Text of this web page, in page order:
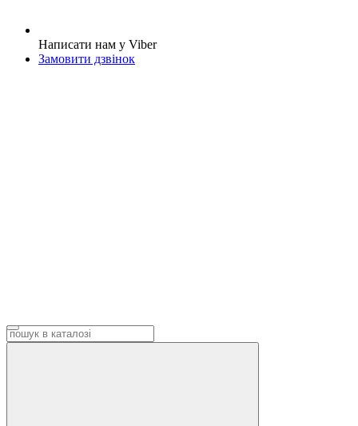
Написати нам у Viber
Замовити дзвінок